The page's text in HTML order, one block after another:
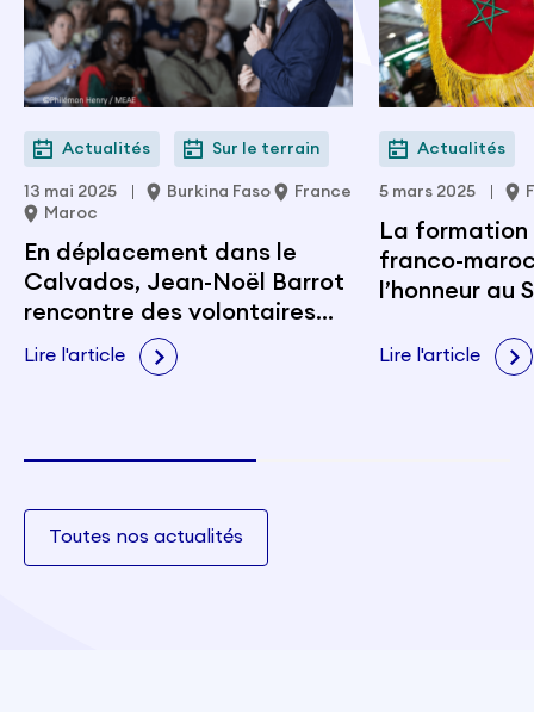
Actualités Sur le terrain
13 mai 2025 Burkina Faso
France
Maroc
En déplacement dans le
Calvados, Jean-Noël Barrot
rencontre des volontaires
internationaux à Hérouville-
Saint-Clair
Lire l'article
Actualités
5 mars 2025
La
franco-
l’honneur au
Lire l'article
Toutes nos actualités